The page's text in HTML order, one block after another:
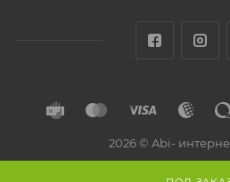
2026 © Abi-